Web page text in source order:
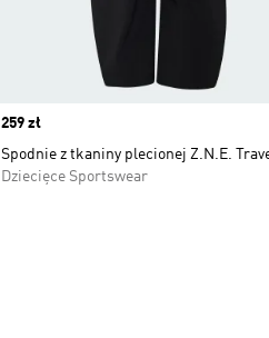
Price
259 zł
Spodnie z tkaniny plecionej Z.N.E.
Dziecięce Sportswear